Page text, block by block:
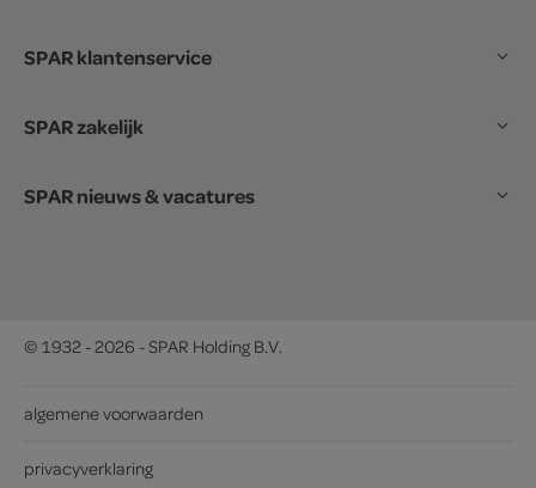
SPAR klantenservice
SPAR zakelijk
SPAR nieuws & vacatures
© 1932 - 2026 - SPAR Holding B.V.
algemene voorwaarden
privacyverklaring